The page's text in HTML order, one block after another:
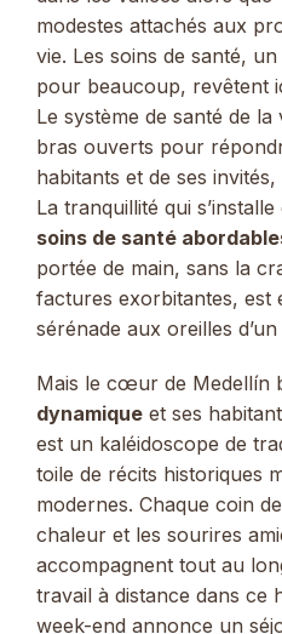
modestes attachés aux
vie. Les soins de santé,
pour beaucoup, revêtent
Le système de santé de
bras ouverts pour
habitants et de ses
La tranquillité qui
soins de santé
portée de main, sans la
factures exorbitantes, est
sérénade aux oreilles
Mais le cœur de Medellín
dynamique et ses
est un kaléidoscope de
toile de récits historiques
modernes. Chaque coin
chaleur et les sourires
accompagnent tout au
travail à distance dans ce
week-end annonce un